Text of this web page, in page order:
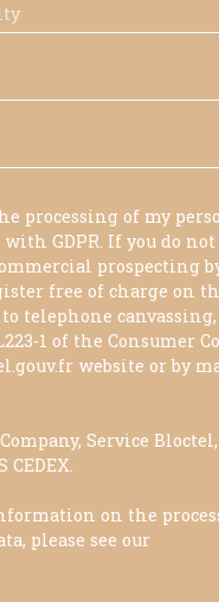
processing of my
with GDPR. If you do
prospecting
free of charge on
telephone
1 of the Consumer
website or by
Service Bloctel,
CEDEX.
on the
please see our